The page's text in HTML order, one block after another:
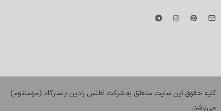
کليه حقوق اين سايت متعلق به شرکت اطلس رادین پاسارگاد (مومنتوم)
می‌باشد.